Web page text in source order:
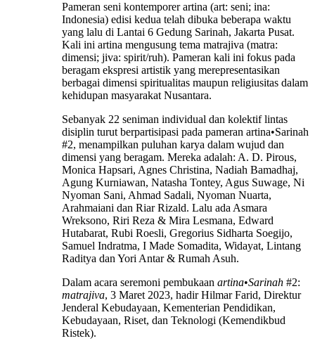
Pameran seni kontemporer artina (art: seni; ina:
Indonesia) edisi kedua telah dibuka beberapa waktu
yang lalu di Lantai 6 Gedung Sarinah, Jakarta Pusat.
Kali ini artina mengusung tema matrajiva (matra:
dimensi; jiva: spirit/ruh). Pameran kali ini fokus pada
beragam ekspresi artistik yang merepresentasikan
berbagai dimensi spiritualitas maupun religiusitas dalam
kehidupan masyarakat Nusantara.
Sebanyak 22 seniman individual dan kolektif lintas
disiplin turut berpartisipasi pada pameran artina•Sarinah
#2, menampilkan puluhan karya dalam wujud dan
dimensi yang beragam. Mereka adalah: A. D. Pirous,
Monica Hapsari, Agnes Christina, Nadiah Bamadhaj,
Agung Kurniawan, Natasha Tontey, Agus Suwage, Ni
Nyoman Sani, Ahmad Sadali, Nyoman Nuarta,
Arahmaiani dan Riar Rizald. Lalu ada Asmara
Wreksono, Riri Reza & Mira Lesmana, Edward
Hutabarat, Rubi Roesli, Gregorius Sidharta Soegijo,
Samuel Indratma, I Made Somadita, Widayat, Lintang
Raditya dan Yori Antar & Rumah Asuh.
Dalam acara seremoni pembukaan artina•Sarinah #2:
matrajiva, 3 Maret 2023, hadir Hilmar Farid, Direktur
Jenderal Kebudayaan, Kementerian Pendidikan,
Kebudayaan, Riset, dan Teknologi (Kemendikbud
Ristek).